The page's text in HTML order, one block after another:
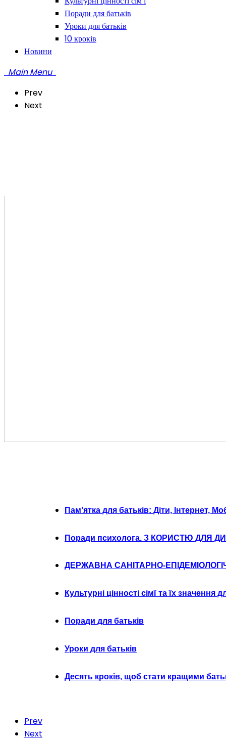
Поради для батьків
Уроки для батьків
10 кроків
Новини
Main Menu
Prev
Next
Пам’ятка для батьків: Діти, Інтернет,
Поради психолога. З КОРИСТЮ ДЛЯ
ДЕРЖАВНА САНІТАРНО-
Культурні цінності сімї та їх значення
Поради для батьків
Уроки для батьків
Десять кроків, щоб стати кращими
Prev
Next